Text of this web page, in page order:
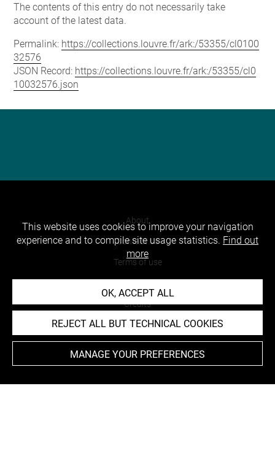
The contents of this entry do not necessarily take
account of the latest data.
Permalink: https://collections.louvre.fr/ark:/53355/cl0100
32576
JSON Record: https://collections.louvre.fr/ark:/53355/cl0
10032576.json
About
Contact Us
Terms of use
Cookies
Credits
Accessibility : non compliant
This website uses cookies to improve your navigation
experience and to compile site usage statistics. Find out
more
OK, ACCEPT ALL
REJECT ALL BUT TECHNICAL COOKIES
MANAGE YOUR PREFERENCES